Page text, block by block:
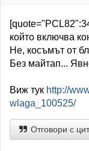
който включва
Не, косъмът от
Без майтап...
Виж тук http://
wlaga_100525/
Отговори с